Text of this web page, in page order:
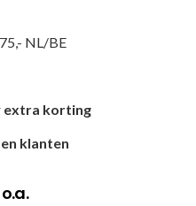
NL/BE
extra korting
klanten